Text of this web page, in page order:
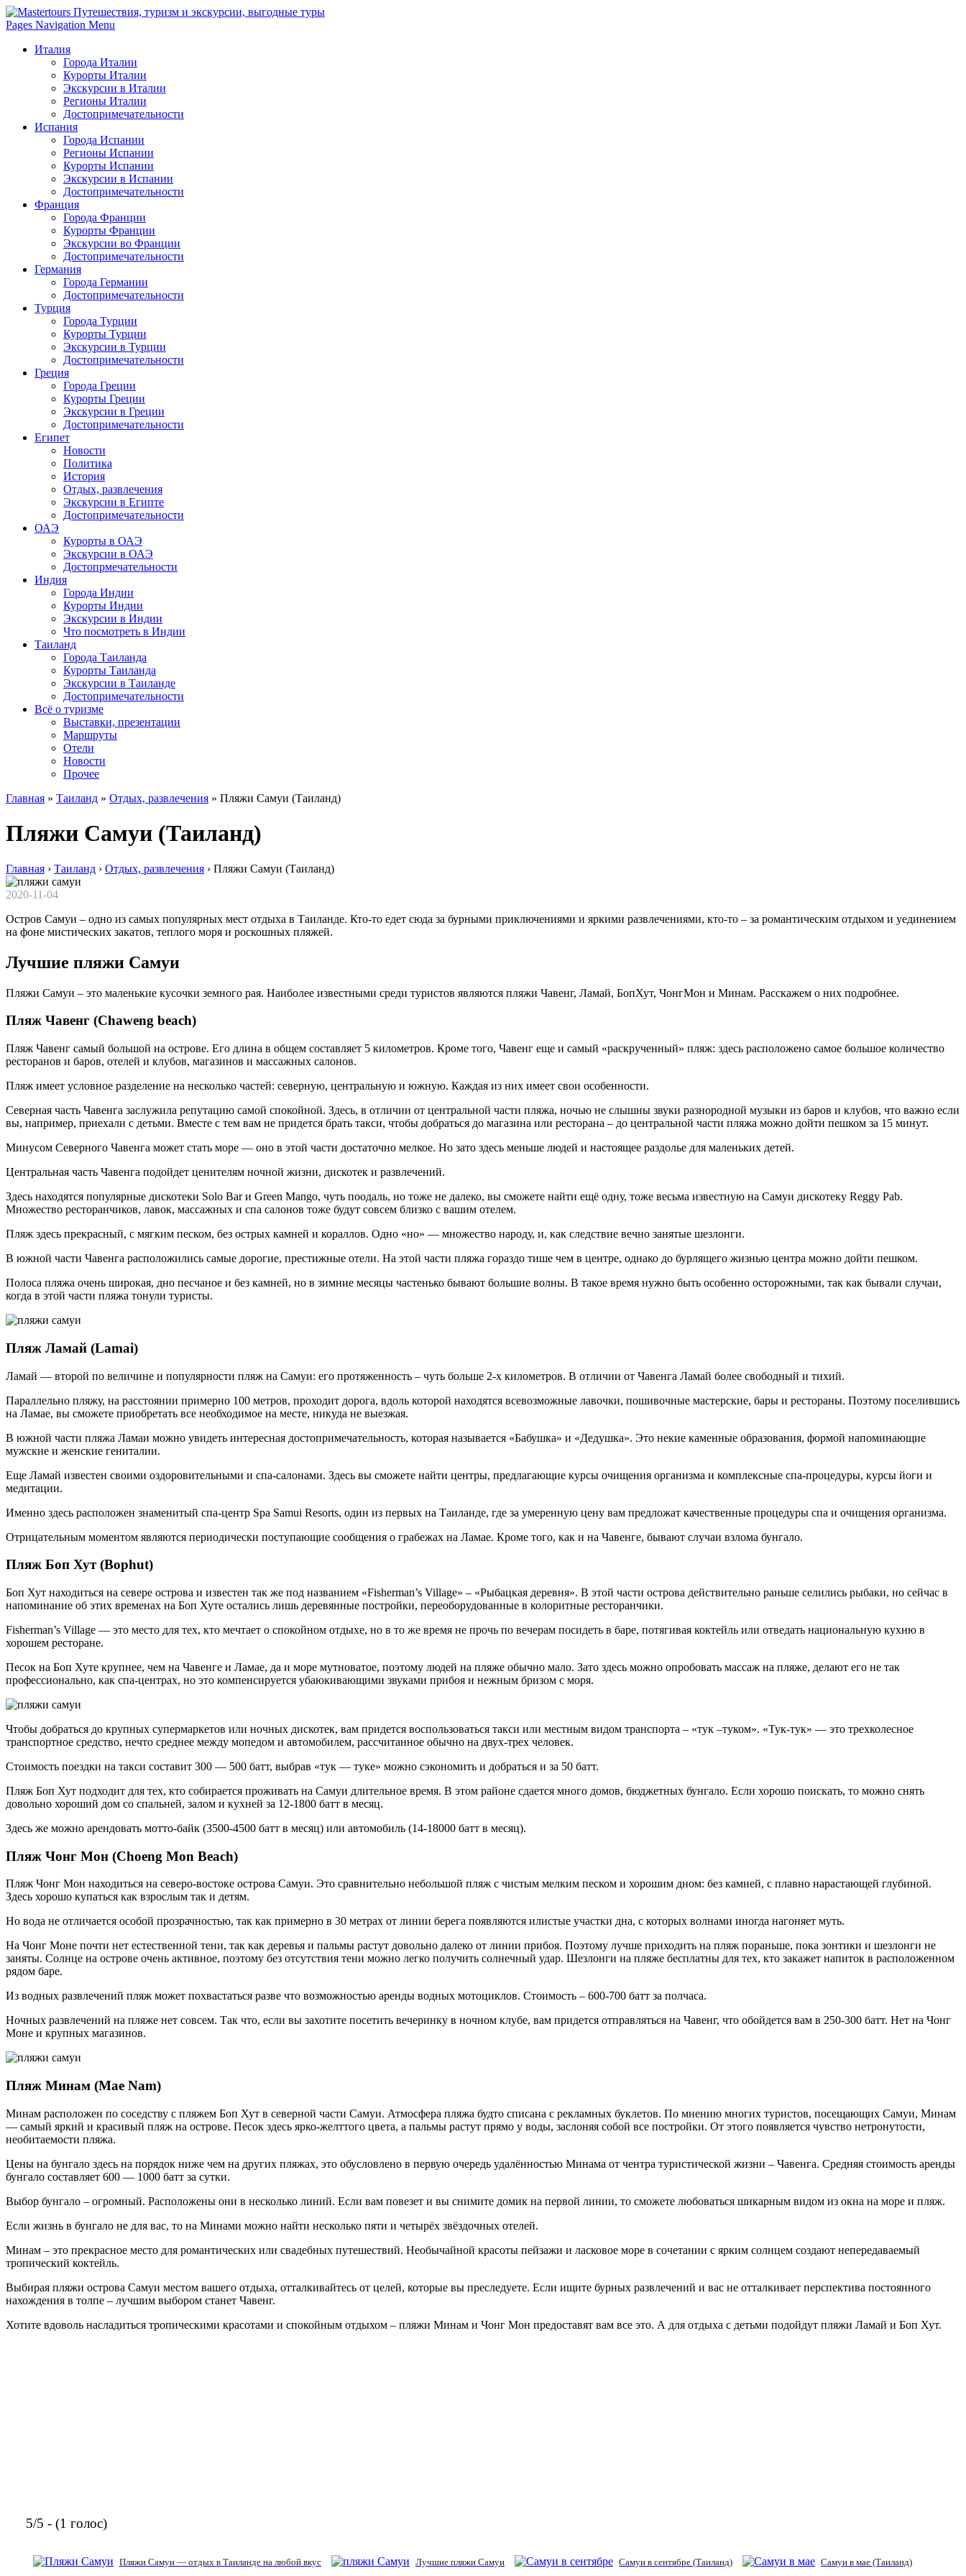
Pages Navigation Menu
Италия
Города Италии
Курорты Италии
Экскурсии в Италии
Регионы Италии
Достопримечательности
Испания
Города Испании
Регионы Испании
Курорты Испании
Экскурсии в Испании
Достопримечательности
Франция
Города Франции
Курорты Франции
Экскурсии во Франции
Достопримечательности
Германия
Города Германии
Достопримечательности
Турция
Города Турции
Курорты Турции
Экскурсии в Турции
Достопримечательности
Греция
Города Греции
Курорты Греции
Экскурсии в Греции
Достопримечательности
Египет
Новости
Политика
История
Отдых, развлечения
Экскурсии в Египте
Достопримечательности
ОАЭ
Курорты в ОАЭ
Экскурсии в ОАЭ
Достопрмечательности
Индия
Города Индии
Курорты Индии
Экскурсии в Индии
Что посмотреть в Индии
Таиланд
Города Таиланда
Курорты Таиланда
Экскурсии в Таиланде
Достопримечательности
Всё о туризме
Выставки, презентации
Маршруты
Отели
Новости
Прочее
Главная » Таиланд » Отдых, развлечения » Пляжи Самуи (Таиланд)
Пляжи Самуи (Таиланд)
Главная › Таиланд › Отдых, развлечения › Пляжи Самуи (Таиланд)
2020-11-04
Остров Самуи – одно из самых популярных мест отдыха в Таиланде. Кто-то едет сюда за бурными приключениями и яркими развлечениями, кто-то – за романтическим отдыхом и уединением
на фоне мистических закатов, теплого моря и роскошных пляжей.
Лучшие пляжи Самуи
Пляжи Самуи – это маленькие кусочки земного рая. Наиболее известными среди туристов являются пляжи Чавенг, Ламай, БопХут, ЧонгМон и Минам. Расскажем о них подробнее.
Пляж Чавенг (Chaweng beach)
Пляж Чавенг самый большой на острове. Его длина в общем составляет 5 километров. Кроме того, Чавенг еще и самый «раскрученный» пляж: здесь расположено самое большое количество
ресторанов и баров, отелей и клубов, магазинов и массажных салонов.
Пляж имеет условное разделение на несколько частей: северную, центральную и южную. Каждая из них имеет свои особенности.
Северная часть Чавенга заслужила репутацию самой спокойной. Здесь, в отличии от центральной части пляжа, ночью не слышны звуки разнородной музыки из баров и клубов, что важно если
вы, например, приехали с детьми. Вместе с тем вам не придется брать такси, чтобы добраться до магазина или ресторана – до центральной части пляжа можно дойти пешком за 15 минут.
Минусом Северного Чавенга может стать море — оно в этой части достаточно мелкое. Но зато здесь меньше людей и настоящее раздолье для маленьких детей.
Центральная часть Чавенга подойдет ценителям ночной жизни, дискотек и развлечений.
Здесь находятся популярные дискотеки Solo Bar и Green Mango, чуть поодаль, но тоже не далеко, вы сможете найти ещё одну, тоже весьма известную на Самуи дискотеку Reggy Pab.
Множество ресторанчиков, лавок, массажных и спа салонов тоже будут совсем близко с вашим отелем.
Пляж здесь прекрасный, с мягким песком, без острых камней и кораллов. Одно «но» — множество народу, и, как следствие вечно занятые шезлонги.
В южной части Чавенга расположились самые дорогие, престижные отели. На этой части пляжа гораздо тише чем в центре, однако до бурлящего жизнью центра можно дойти пешком.
Полоса пляжа очень широкая, дно песчаное и без камней, но в зимние месяцы частенько бывают большие волны. В такое время нужно быть особенно осторожными, так как бывали случаи,
когда в этой части пляжа тонули туристы.
Пляж Ламай (Lamai)
Ламай — второй по величине и популярности пляж на Самуи: его протяженность – чуть больше 2-х километров. В отличии от Чавенга Ламай более свободный и тихий.
Параллельно пляжу, на расстоянии примерно 100 метров, проходит дорога, вдоль которой находятся всевозможные лавочки, пошивочные мастерские, бары и рестораны. Поэтому поселившись
на Ламае, вы сможете приобретать все необходимое на месте, никуда не выезжая.
В южной части пляжа Ламаи можно увидеть интересная достопримечательность, которая называется «Бабушка» и «Дедушка». Это некие каменные образования, формой напоминающие
мужские и женские гениталии.
Еще Ламай известен своими оздоровительными и спа-салонами. Здесь вы сможете найти центры, предлагающие курсы очищения организма и комплексные спа-процедуры, курсы йоги и
медитации.
Именно здесь расположен знаменитый спа-центр Spa Samui Resorts, один из первых на Таиланде, где за умеренную цену вам предложат качественные процедуры спа и очищения организма.
Отрицательным моментом являются периодически поступающие сообщения о грабежах на Ламае. Кроме того, как и на Чавенге, бывают случаи взлома бунгало.
Пляж Боп Хут (Bophut)
Боп Хут находиться на севере острова и известен так же под названием «Fisherman’s Village» – «Рыбацкая деревня». В этой части острова действительно раньше селились рыбаки, но сейчас в
напоминание об этих временах на Боп Хуте остались лишь деревянные постройки, переоборудованные в колоритные ресторанчики.
Fisherman’s Village — это место для тех, кто мечтает о спокойном отдыхе, но в то же время не прочь по вечерам посидеть в баре, потягивая коктейль или отведать национальную кухню в
хорошем ресторане.
Песок на Боп Хуте крупнее, чем на Чавенге и Ламае, да и море мутноватое, поэтому людей на пляже обычно мало. Зато здесь можно опробовать массаж на пляже, делают его не так
профессионально, как спа-центрах, но это компенсируется убаюкивающими звуками прибоя и нежным бризом с моря.
Чтобы добраться до крупных супермаркетов или ночных дискотек, вам придется воспользоваться такси или местным видом транспорта – «тук –туком». «Тук-тук» — это трехколесное
транспортное средство, нечто среднее между мопедом и автомобилем, рассчитанное обычно на двух-трех человек.
Стоимость поездки на такси составит 300 — 500 батт, выбрав «тук — туке» можно сэкономить и добраться и за 50 батт.
Пляж Боп Хут подходит для тех, кто собирается проживать на Самуи длительное время. В этом районе сдается много домов, бюджетных бунгало. Если хорошо поискать, то можно снять
довольно хороший дом со спальней, залом и кухней за 12-1800 батт в месяц.
Здесь же можно арендовать мотто-байк (3500-4500 батт в месяц) или автомобиль (14-18000 батт в месяц).
Пляж Чонг Мон (Choeng Mon Beach)
Пляж Чонг Мон находиться на северо-востоке острова Самуи. Это сравнительно небольшой пляж с чистым мелким песком и хорошим дном: без камней, с плавно нарастающей глубиной.
Здесь хорошо купаться как взрослым так и детям.
Но вода не отличается особой прозрачностью, так как примерно в 30 метрах от линии берега появляются илистые участки дна, с которых волнами иногда нагоняет муть.
На Чонг Моне почти нет естественной тени, так как деревья и пальмы растут довольно далеко от линии прибоя. Поэтому лучше приходить на пляж пораньше, пока зонтики и шезлонги не
заняты. Солнце на острове очень активное, поэтому без отсутствия тени можно легко получить солнечный удар. Шезлонги на пляже бесплатны для тех, кто закажет напиток в расположенном
рядом баре.
Из водных развлечений пляж может похвастаться разве что возможностью аренды водных мотоциклов. Стоимость – 600-700 батт за полчаса.
Ночных развлечений на пляже нет совсем. Так что, если вы захотите посетить вечеринку в ночном клубе, вам придется отправляться на Чавенг, что обойдется вам в 250-300 батт. Нет на Чонг
Моне и крупных магазинов.
Пляж Минам (Mae Nam)
Минам расположен по соседству с пляжем Боп Хут в северной части Самуи. Атмосфера пляжа будто списана с рекламных буклетов. По мнению многих туристов, посещающих Самуи, Минам
— самый яркий и красивый пляж на острове. Песок здесь ярко-желттого цвета, а пальмы растут прямо у воды, заслоняя собой все постройки. От этого появляется чувство нетронутости,
необитаемости пляжа.
Цены на бунгало здесь на порядок ниже чем на других пляжах, это обусловлено в первую очередь удалённостью Минама от чентра туристической жизни – Чавенга. Средняя стоимость аренды
бунгало составляет 600 — 1000 батт за сутки.
Выбор бунгало – огромный. Расположены они в несколько линий. Если вам повезет и вы снимите домик на первой линии, то сможете любоваться шикарным видом из окна на море и пляж.
Если жизнь в бунгало не для вас, то на Минами можно найти несколько пяти и четырёх звёздочных отелей.
Минам – это прекрасное место для романтических или свадебных путешествий. Необычайной красоты пейзажи и ласковое море в сочетании с ярким солнцем создают непередаваемый
тропический коктейль.
Выбирая пляжи острова Самуи местом вашего отдыха, отталкивайтесь от целей, которые вы преследуете. Если ищите бурных развлечений и вас не отталкивает перспектива постоянного
нахождения в толпе – лучшим выбором станет Чавенг.
Хотите вдоволь насладиться тропическими красотами и спокойным отдыхом – пляжи Минам и Чонг Мон предоставят вам все это. А для отдыха с детьми подойдут пляжи Ламай и Боп Хут.
5/5 - (1 голос)
Пляжи Самуи — отдых в Таиланде на любой вкус Лучшие пляжи Самуи Самуи в сентябре (Таиланд) Самуи в мае (Таиланд)